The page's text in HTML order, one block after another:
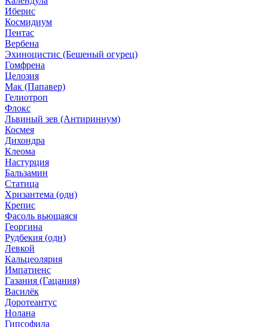
Иберис
Космидиум
Пентас
Вербена
Эхиноцистис (Бешеный огурец)
Гомфрена
Целозия
Мак (Папавер)
Гелиотроп
Флокс
Львиный зев (Антириннум)
Космея
Дихондра
Клеома
Настурция
Бальзамин
Статица
Хризантема (одн)
Крепис
Фасоль вьющаяся
Георгина
Рудбекия (одн)
Левкой
Кальцеолярия
Импатиенс
Газания (Гацания)
Василёк
Доротеантус
Нолана
Гипсофила